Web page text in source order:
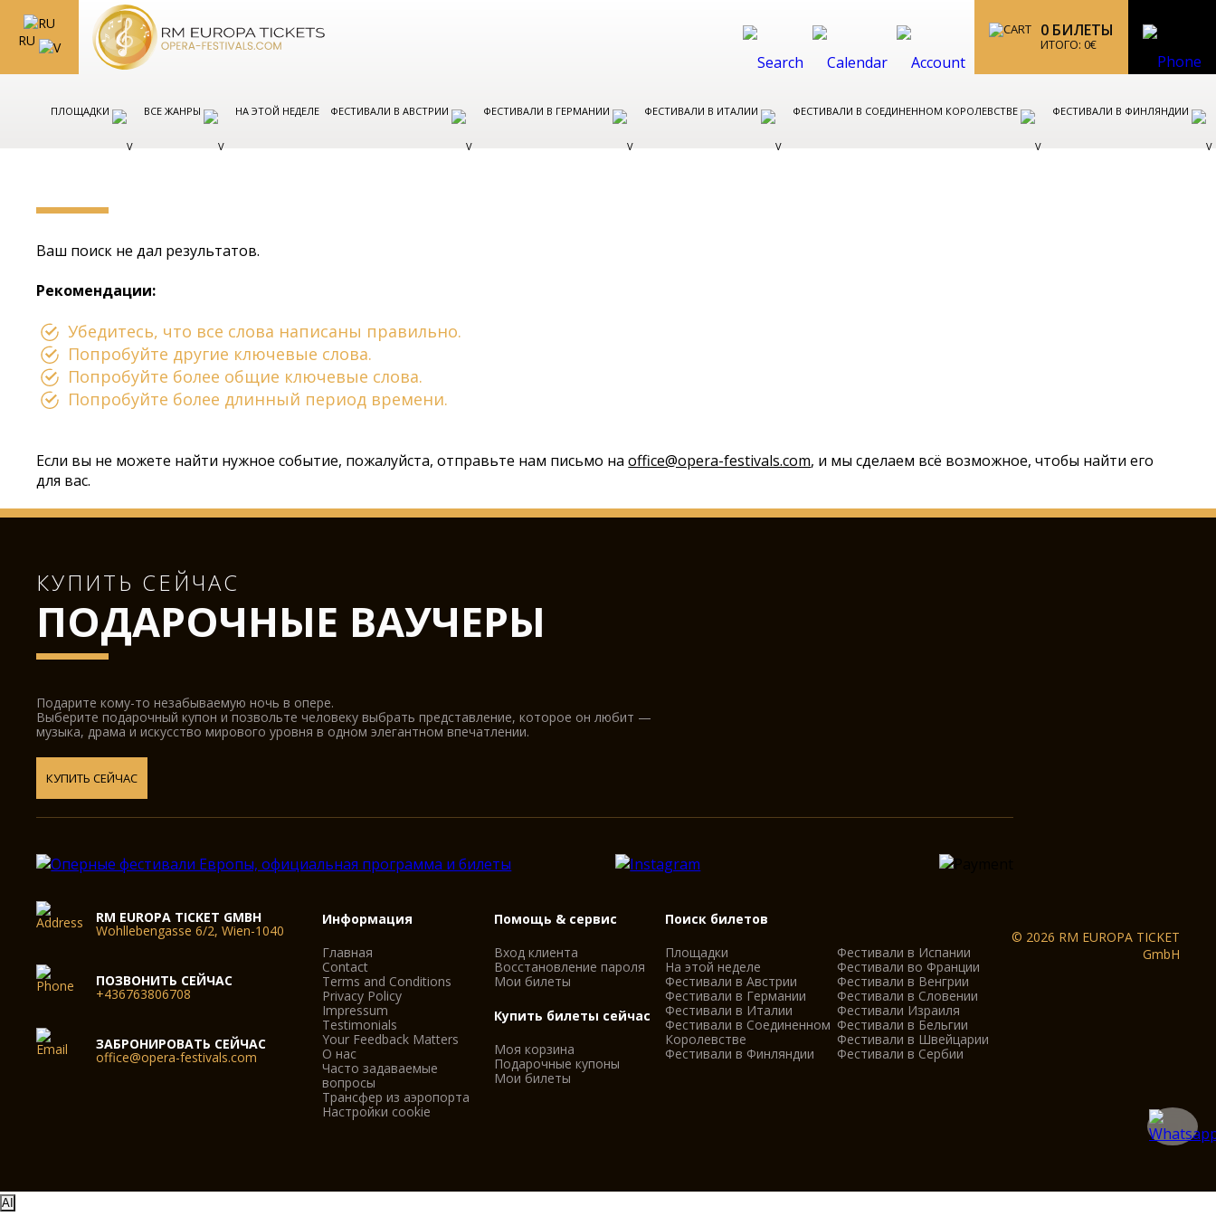
RU
0 БИЛЕТЫ
ИТОГО: 0€
ПЛОЩАДКИ ВСЕ ЖАНРЫ НА ЭТОЙ НЕДЕЛЕ ФЕСТИВАЛИ В АВСТРИИ ФЕСТИВАЛИ В ГЕРМАНИИ ФЕСТИВАЛИ В ИТАЛИИ ФЕСТИВАЛИ В СОЕДИНЕННОМ КОРОЛЕВСТВЕ ФЕСТИВАЛИ В ФИНЛЯНДИИ
Ваш поиск не дал результатов.
Рекомендации:
Убедитесь, что все слова написаны правильно.
Попробуйте другие ключевые слова.
Попробуйте более общие ключевые слова.
Попробуйте более длинный период времени.
Если вы не можете найти нужное событие, пожалуйста, отправьте нам письмо наoffice@opera-festivals.com, и мы сделаем всё возможное, чтобы найти его
для вас.
КУПИТЬ СЕЙЧАС
ПОДАРОЧНЫЕ ВАУЧЕРЫ
Подарите кому-то незабываемую ночь в опере.
Выберите подарочный купон и позвольте человеку выбрать представление, которое он любит —
музыка, драма и искусство мирового уровня в одном элегантном впечатлении.
КУПИТЬ СЕЙЧАС
RM EUROPA TICKET GMBH
Wohllebengasse 6/2, Wien-1040
ПОЗВОНИТЬ СЕЙЧАС
+436763806708
ЗАБРОНИРОВАТЬ СЕЙЧАС
office@opera-festivals.com
Информация
Главная
Contact
Terms and Conditions
Privacy Policy
Impressum
Testimonials
Your Feedback Matters
О нас
Часто задаваемые
вопросы
Трансфер из аэропорта
Настройки cookie
Помощь & сервис
Вход клиента
Восстановление пароля
Мои билеты
Купить билеты сейчас
Моя корзина
Подарочные купоны
Мои билеты
Поиск билетов
Площадки
На этой неделе
Фестивали в Австрии
Фестивали в Германии
Фестивали в Италии
Фестивали в Соединенном
Королевстве
Фестивали в Финляндии
Фестивали в Испании
Фестивали во Франции
Фестивали в Венгрии
Фестивали в Словении
Фестивали Израиля
Фестивали в Бельгии
Фестивали в Швейцарии
Фестивали в Сербии
© 2026 RM EUROPA TICKET
GmbH
AI